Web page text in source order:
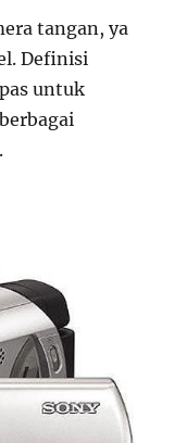
tangan, ya
Definisi
untuk